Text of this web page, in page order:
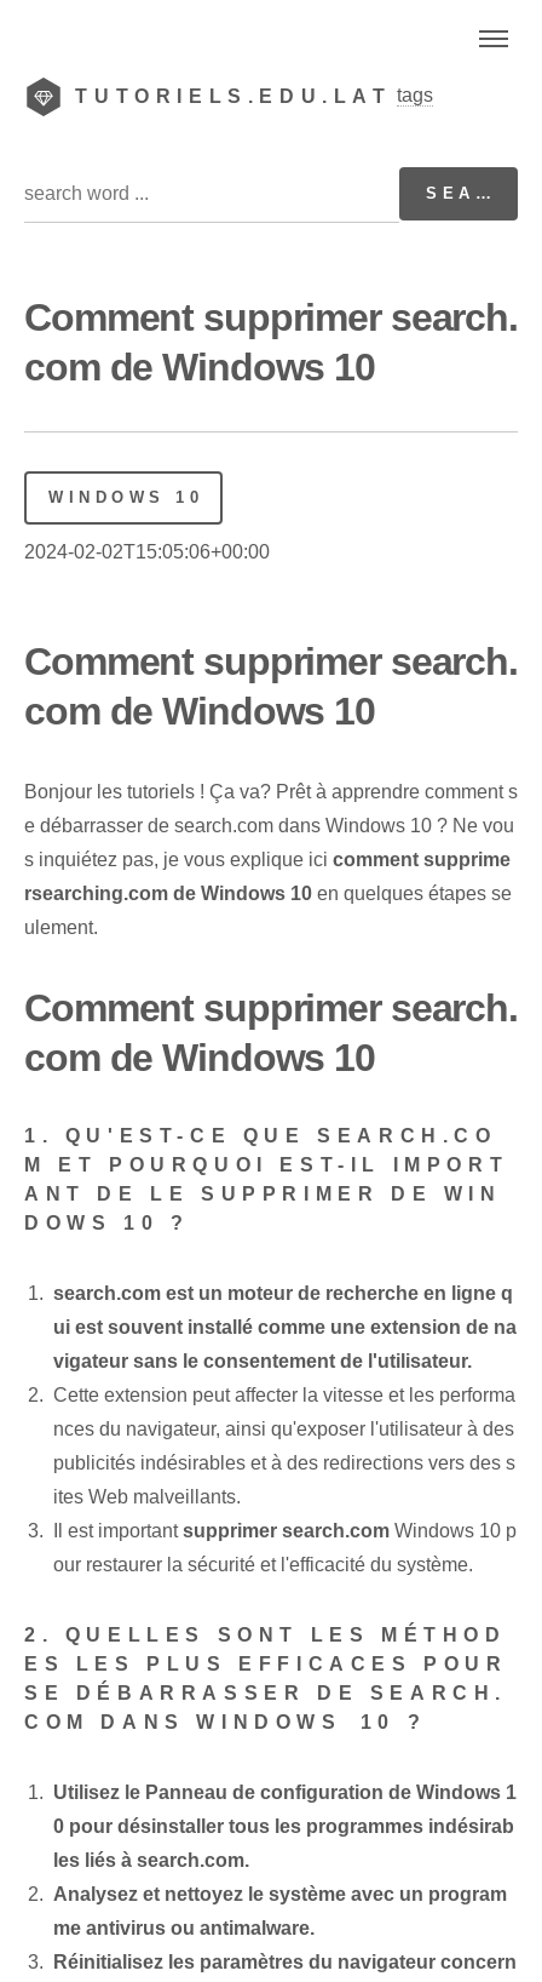
TUTORIELS.EDU.LAT tags
Comment supprimer search.
com de Windows 10
WINDOWS 10
2024-02-02T15:05:06+00:00
Comment supprimer search.
com de Windows 10
Bonjour les tutoriels ! Ça va? ‌Prêt à apprendre comment s
e débarrasser de search.com dans Windows 10 ? Ne vou
s inquiétez pas, je vous explique ici comment supprime
r‌searching.com de Windows 10 en quelques étapes se
ulement.
Comment supprimer search.
com de Windows 10
1. QU'EST-CE QUE SEARCH.CO
M ET POURQUOI EST-IL IMPORT
ANT DE LE SUPPRIMER DE WIN
DOWS 10 ?
search.com est ⁤un moteur de recherche en ligne q
ui est souvent installé comme ⁤une extension de na
vigateur ⁤sans⁢ le consentement de l'utilisateur.
Cette extension peut affecter la vitesse et les performa
nces du navigateur, ainsi qu'exposer l'utilisateur à des
publicités indésirables et à des redirections vers des s
ites Web malveillants.
Il est importantsupprimer search.com Windows 10 p
our restaurer la sécurité et l'efficacité du système.
2. QUELLES SONT LES MÉTHOD
ES LES PLUS EFFICACES POUR
SE DÉBARRASSER DE SEARCH.
COM DANS WINDOWS⁣ 10 ?
Utilisez le Panneau de configuration de Windows 1
0 pour désinstaller tous les programmes indésirab
les liés à search.com.
Analysez et nettoyez le système avec un program
me antivirus ou antimalware.
Réinitialisez les paramètres du navigateur concern